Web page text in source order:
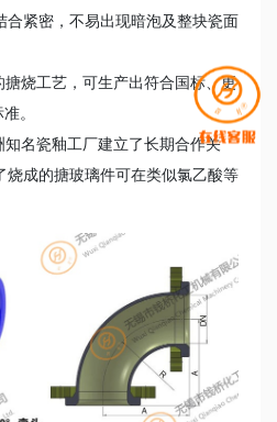
合紧密，不易出现暗泡及整块瓷面
烧工艺，可生产出符合国标、更
。
名瓷釉工厂建立了长期合作关
烧成的搪玻璃件可在类似氯乙酸等